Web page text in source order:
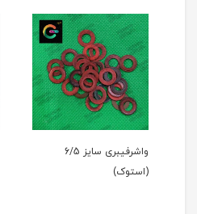
واشرفیبری سایز 6/5
(استوک)